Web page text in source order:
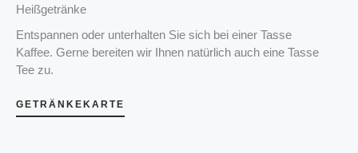
Heißgetränke
Entspannen oder unterhalten Sie sich bei einer Tasse
Kaffee. Gerne bereiten wir Ihnen natürlich auch eine Tasse
Tee zu.
GETRÄNKEKARTE